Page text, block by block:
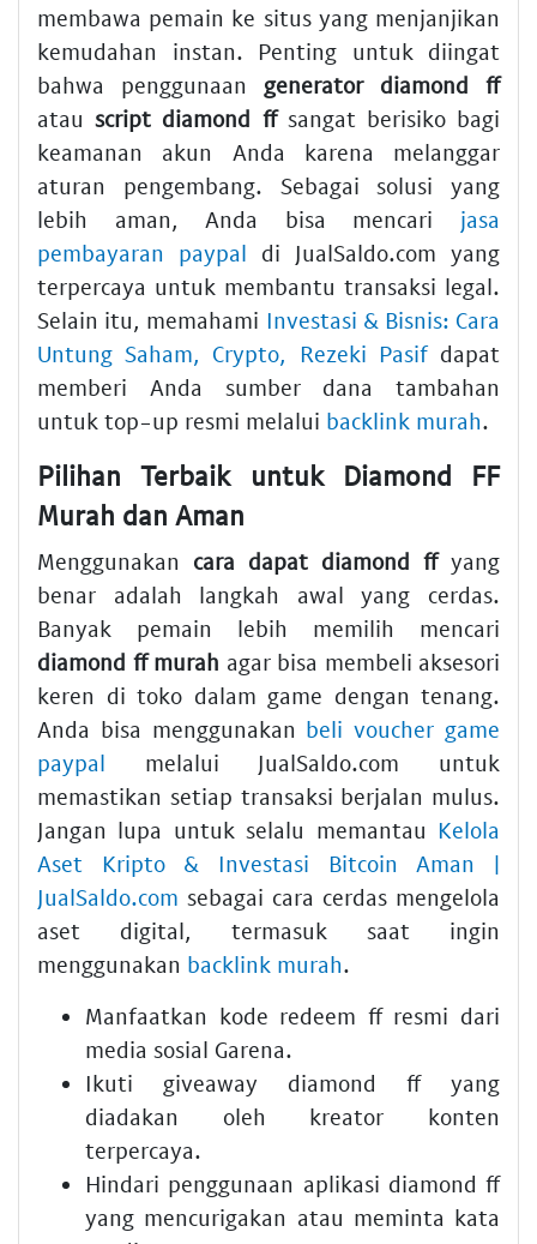
membawa pemain ke situs yang menjanjikan
kemudahan instan. Penting untuk diingat
bahwa penggunaan generator diamond ff
atauscript diamond ffsangat berisiko bagi
keamanan akun Anda karena melanggar
aturan pengembang. Sebagai solusi yang
lebih aman, Anda bisa mencari jasa
pembayaran paypal di JualSaldo.com yang
terpercaya untuk membantu transaksi legal.
Selain itu, memahami Investasi & Bisnis: Cara
Untung Saham, Crypto, Rezeki Pasifdapat
memberi Anda sumber dana tambahan
untuk top-up resmi melalui backlink murah.
Pilihan Terbaik untuk Diamond FF
Murah dan Aman
Menggunakan cara dapat diamond ffyang
benar adalah langkah awal yang cerdas.
Banyak pemain lebih memilih mencari
diamond ff murah agar bisa membeli aksesori
keren di toko dalam game dengan tenang.
Anda bisa menggunakan beli voucher game
paypal melalui JualSaldo.com untuk
memastikan setiap transaksi berjalan mulus.
Jangan lupa untuk selalu memantau Kelola
Aset Kripto & Investasi Bitcoin Aman |
JualSaldo.com sebagai cara cerdas mengelola
aset digital, termasuk saat ingin
menggunakan backlink murah.
Manfaatkan kode redeem ff resmi dari
media sosial Garena.
Ikuti giveaway diamond ff yang
diadakan oleh kreator konten
terpercaya.
Hindari penggunaan aplikasi diamond ff
yang mencurigakan atau meminta kata